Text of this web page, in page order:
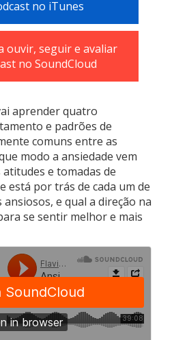
no iTunes
ouvir, seguir e avaliar
no SoundCloud
aprender quatro
e padrões de
comuns entre as
modo a ansiedade vem
e tomadas de
está por trás de cada um de
e qual a direção na
se sentir melhor e mais